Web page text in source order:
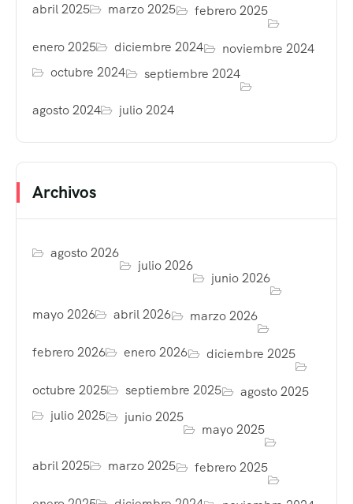
abril 2025 marzo 2025 febrero 2025
enero 2025 diciembre 2024
noviembre 2024
octubre 2024
septiembre 2024
agosto 2024 julio 2024
Archivos
agosto 2026
julio 2026
junio 2026
mayo 2026 abril 2026 marzo 2026
febrero 2026 enero 2026 diciembre 2025
octubre 2025 septiembre 2025
agosto 2025
julio 2025
junio 2025
mayo 2025
abril 2025 marzo 2025 febrero 2025